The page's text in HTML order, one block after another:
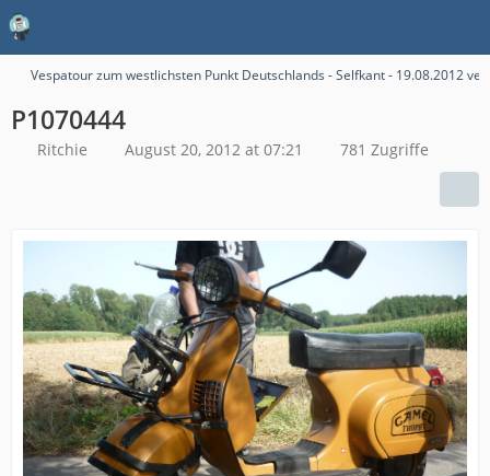
Vespatour zum westlichsten Punkt Deutschlands - Selfkant - 19.08.2012
P1070444
Ritchie August 20, 2012 at 07:21 781 Zugriffe